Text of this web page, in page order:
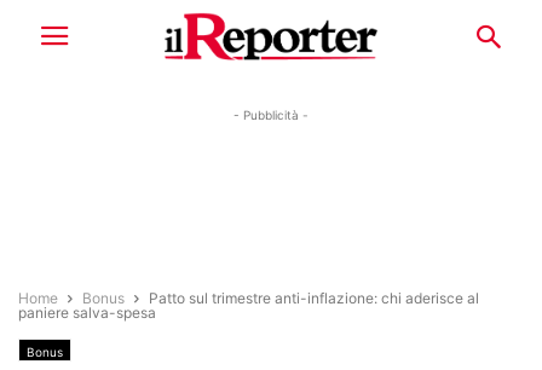
- Pubblicità -
Home Bonus
Patto sul trimestre anti-inflazione: chi aderisce al
paniere salva-spesa
Bonus